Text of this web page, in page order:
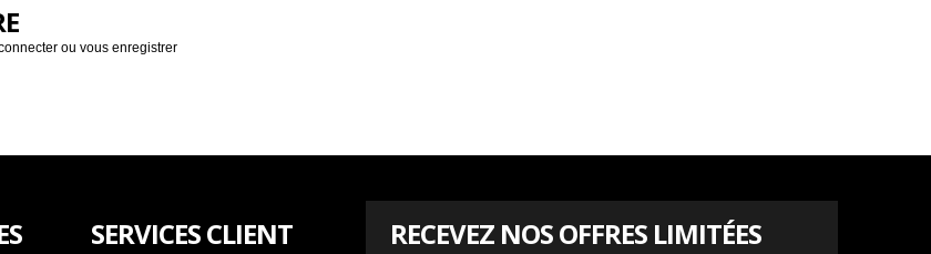
ou vous enregistrer
RECEVEZ NOS OFFRES LIMITÉES
SERVICES CLIENT